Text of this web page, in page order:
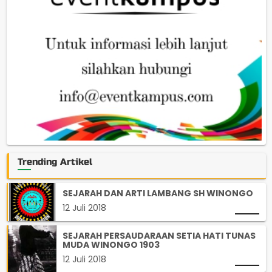
Trending Artikel
SEJARAH DAN ARTI LAMBANG SH WINONGO
12 Juli 2018
SEJARAH PERSAUDARAAN SETIA HATI TUNAS
MUDA WINONGO 1903
12 Juli 2018